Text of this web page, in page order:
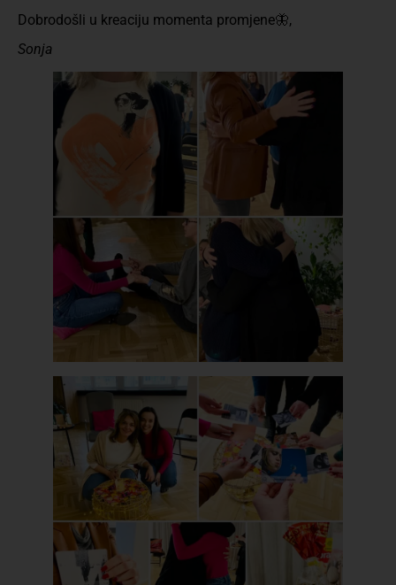
Dobrodošli u kreaciju momenta promjene🦋,
Sonja